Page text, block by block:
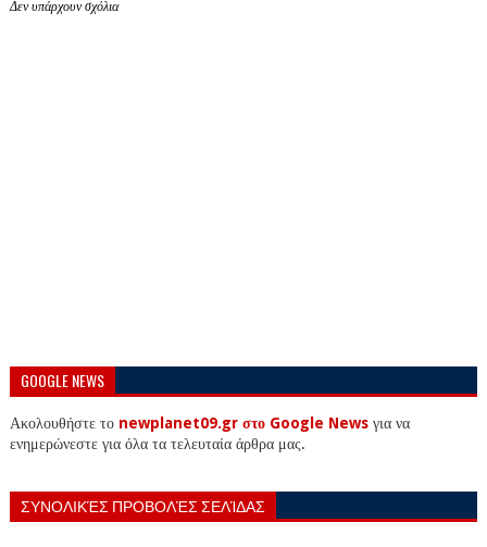
Δεν υπάρχουν σχόλια
GOOGLE NEWS
Ακολουθήστε το newplanet09.gr στο Google Newsγια να
ενημερώνεστε για όλα τα τελευταία άρθρα μας.
ΣΥΝΟΛΙΚΈΣ ΠΡΟΒΟΛΈΣ ΣΕΛΊΔΑΣ